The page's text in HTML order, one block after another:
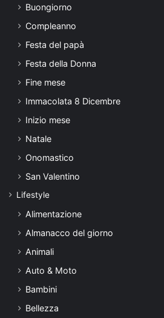
Buongiorno
Compleanno
Festa del papà
Festa della Donna
Fine mese
Immacolata 8 Dicembre
Inizio mese
Natale
Onomastico
San Valentino
Lifestyle
Alimentazione
Almanacco del giorno
Animali
Auto & Moto
Bambini
Bellezza